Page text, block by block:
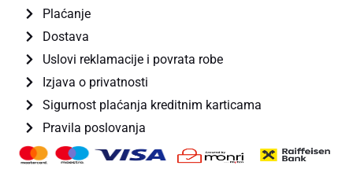
Plaćanje
Dostava
Uslovi reklamacije i povrata robe
Izjava o privatnosti
Sigurnost plaćanja kreditnim karticama
Pravila poslovanja